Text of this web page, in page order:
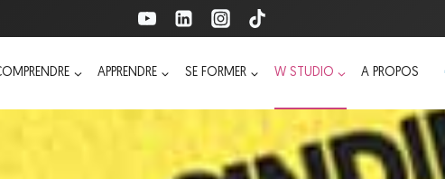
APPRENDRE SE FORMER W STUDIO A PROPOS